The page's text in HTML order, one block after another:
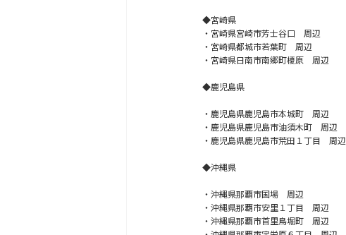
◆宮崎県
・宮崎県宮崎市芳士谷口 周辺
・宮崎県都城市若葉町 周辺
・宮崎県日南市南郷町榎原 周辺
◆鹿児島県
・鹿児島県鹿児島市本城町 周辺
・鹿児島県鹿児島市油須木町 周辺
・鹿児島県鹿児島市荒田１丁目 周辺
◆沖縄県
・沖縄県那覇市国場 周辺
・沖縄県那覇市安里１丁目 周辺
・沖縄県那覇市首里鳥堀町 周辺